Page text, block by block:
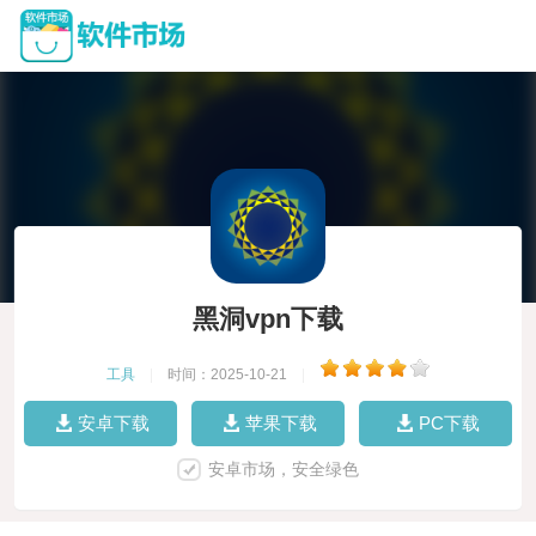
黑洞vpn下载
工具 时间：2025-10-21
安卓下载 苹果下载 PC下载
安卓市场，安全绿色